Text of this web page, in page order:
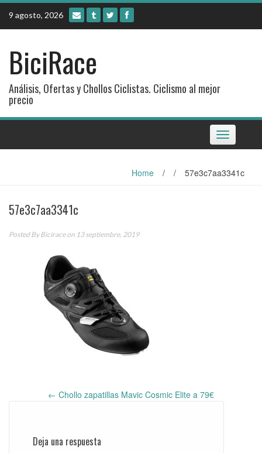
Skip
content
9 agosto, 2026
BiciRace
Análisis, Ofertas y Chollos Ciclistas. Ciclismo al mejor
precio
Toggle
navigation
Home / / 57e3c7aa3341c
57e3c7aa3341c
Posted ByBiciraceon 13 septiembre, 2019
Post
← Chollo zapatillas Mavic Cosmic Elite a 79€
Deja una respuesta